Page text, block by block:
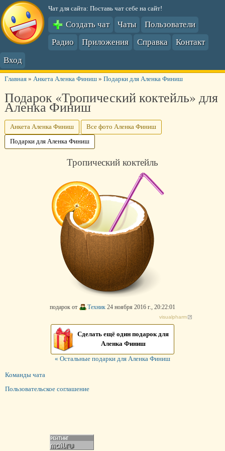
Чат для сайта: Поставь чат себе на сайт!
Создать чат Чаты
Пользователи
Радио
Приложения Справка
Контакт
Вход
Главная» Анкета Аленка Финиш» Подарки для Аленка Финиш
Подарок «Тропический коктейль» для
Аленка Финиш
Анкета Аленка Финиш Все фото Аленка Финиш
Подарки для Аленка Финиш
Тропический коктейль
подарок от Техник 24 ноября 2016 г., 20:22:01
visualpharm
Сделать ещё один подарок для
Аленка Финиш
« Остальные подарки для Аленка Финиш
Команды чата
Пользовательское соглашение